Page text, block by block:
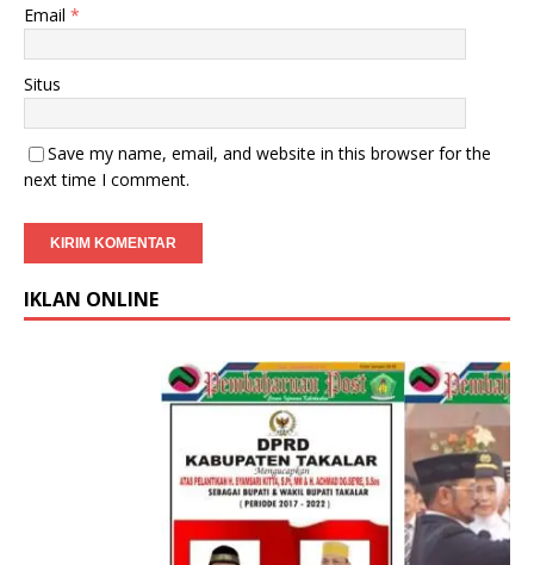
Email *
Situs
Save my name, email, and website in this browser for the
next time I comment.
IKLAN ONLINE